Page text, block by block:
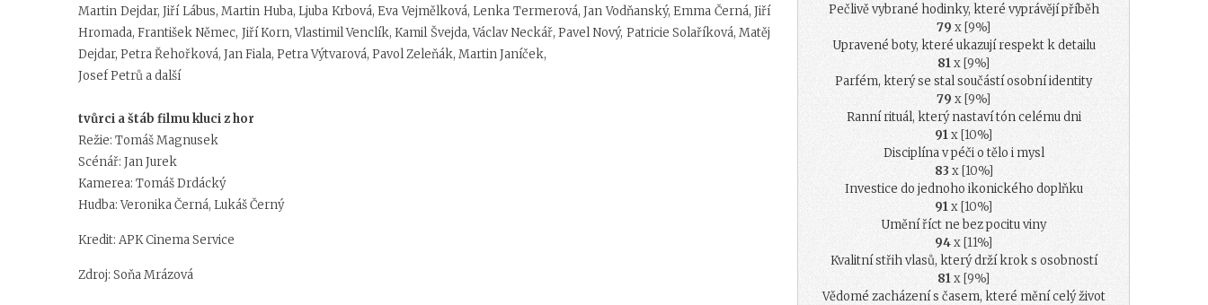
Martin Dejdar, Jiří Lábus, Martin Huba, Ljuba Krbová, Eva Vejmělková, Lenka Termerová, Jan Vodňanský, Emma Černá, Jiří
Hromada, František Němec, Jiří Korn, Vlastimil Venclík, Kamil Švejda, Václav Neckář, Pavel Nový, Patricie Solaříková, Matěj
Dejdar, Petra Řehořková, Jan Fiala, Petra Výtvarová, Pavol Zeleňák, Martin Janíček,
Josef Petrů a další
tvůrci a štáb filmu kluci z hor
Režie: Tomáš Magnusek
Scénář: Jan Jurek
Kamerea: Tomáš Drdácký
Hudba: Veronika Černá, Lukáš Černý
Kredit: APK Cinema Service
Zdroj: Soňa Mrázová
Pečlivě vybrané hodinky, které vyprávějí příběh
79 x [9%]
Upravené boty, které ukazují respekt k detailu
81x [9%]
Parfém, který se stal součástí osobní identity
79 x [9%]
Ranní rituál, který nastaví tón celému dni
91x [10%]
Disciplína v péči o tělo i mysl
83 x [10%]
Investice do jednoho ikonického doplňku
91x [10%]
Umění říct ne bez pocitu viny
94x [11%]
Kvalitní střih vlasů, který drží krok s osobností
81x [9%]
Vědomé zacházení s časem, které mění celý život